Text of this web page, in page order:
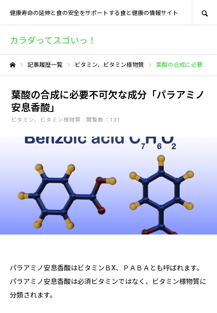
カラダってスゴいっ！
健康寿命の延伸と食の安全をサポートする食と健康の情報サイト
記事履歴一覧 ビタミン、ビタミン様物質 葉酸の合成に必要不可欠な成分「パラアミノ安息香酸」
葉酸の合成に必要不可欠な成分「パラアミノ
安息香酸」
ビタミン、ビタミン様物質 閲覧数：131
パラアミノ安息香酸はビタミンＢX、ＰＡＢＡとも呼ばれます。
パラアミノ安息香酸は必須ビタミンではなく、ビタミン様物質に
分類されます。